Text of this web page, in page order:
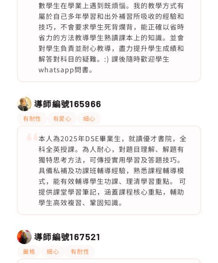
數學生在學業上遇到既煩惱。我的教學方式有
屬於自己多年學習和出外補習所吸收的經驗和
技巧，不會要求學生死背爛背，能正確以省時
省力的方法教導學生熟讀課本上的知識。並會
對學生負責並耐心教導，盡力提升學生成績和
解答對科目的疑難。:) 課後隨時歡迎學生
whatsapp問書。
導師編號165966
有耐性 有愛心 細心
本人為2025年DSE畢業生，就讀優才書院，全
科全英授課。為人耐心，對題目理解、解題有
獨特思考方法，可傳授實用學習及答題技巧。
具備私補及功課班輔導經驗，熟悉課程輔導模
式，能有效輔導學生功課、理清學習重點。 可
提供課堂學習筆記，涵蓋課程核心重點，輔助
學生高效複習、鞏固知識。
導師編號167521
嚴格 細心 有耐性